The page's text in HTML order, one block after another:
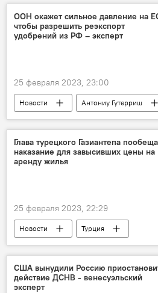
Государственная дорожная полиция Баку
ООН окажет сильное давление на
чтобы разрешить реэкспорт
удобрений из РФ – эксперт
25 февраля 2023, 23:00
Новости Антониу Гутерриш
Европа
давление
Глава турецкого Газиантепа
наказание для завысивших цены на
аренду жилья
25 февраля 2023, 22:29
Новости
Турция
разрушительные землетрясения
аренда жилья
США вынудили Россию
действие ДСНВ - венесуэльский
эксперт